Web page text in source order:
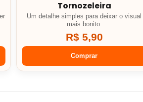
Tornozeleira
Um detalhe simples para deixar o visual
mais bonito.
R$ 5,90
Comprar